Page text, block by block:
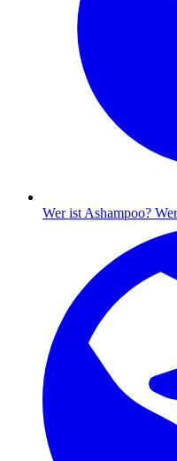
Wer ist Ashampoo?